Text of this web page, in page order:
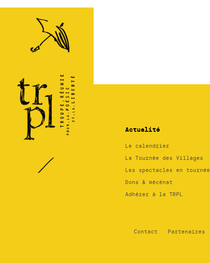
TRPL -
Théâtre
des
Pays de
la
Loire
Actualité
Le calendrier
La Tournée des Villages
Les spectacles en tournée
Dons & mécénat
Adhérer à la TRPL
Contact Partenaires